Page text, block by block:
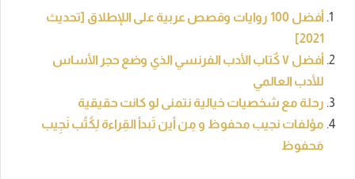
أفضل 100 روايات وقصص عربية على اللإطلاق [تحديث
٧ كٌتاب الأدب الفرنسي الذي وضع حجر الأساس
خيالية نتمنى لو كانت حقيقية
محفوظ و مِن أين تَبدأ القِراءة لِكُتُب نَجِيب